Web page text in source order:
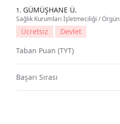
1. GÜMÜŞHANE Ü.
Sağlık Kurumları İşletmeciliği / Örgün
Ücretsiz
Devlet
Taban Puan (TYT)
Başarı Sırası